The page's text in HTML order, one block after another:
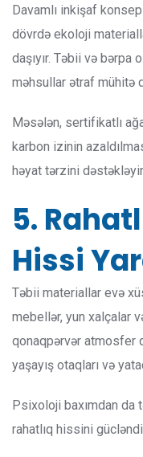
Davamlı inkişaf
dövrdə ekoloji
daşıyır. Təbii və bərpa
məhsullar ətraf mühitə
Məsələn, sertifikatlı
karbon izinin
həyat tərzini
5.
Hissi
Təbii materiallar evə
mebellər, yun xalçalar
qonaqpərvər atmosfer
yaşayış otaqları və
Psixoloji baxımdan
rahatlıq hissini